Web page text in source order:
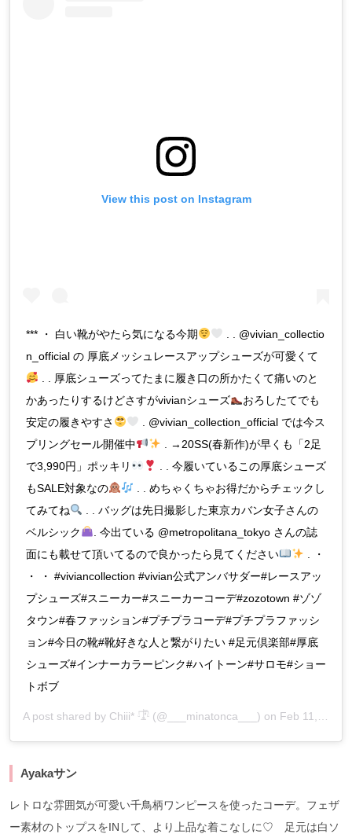
View this post on Instagram
*** ・ 白い靴がやたら気になる今期
. . @vivian_collectio
n_official の 厚底メッシュレースアップシューズが可愛くて
. . 厚底シューズってたまに履き口の所かたくて痛いのと
かあったりするけどさすがvivianシューズ
おろしたてでも
安定の履きやすさ
. @vivian_collection_official では今ス
プリングセール開催中
. →20SS(春新作)が早くも「2足
で3,990円」ポッキリ
. . 今履いているこの厚底シューズ
もSALE対象なの
. . めちゃくちゃお得だからチェックし
てみてね
. . バッグは先日撮影した東京カバン女子さんの
ベルシック
. 今出ている @metropolitana_tokyo さんの誌
面にも載せて頂いてるので良かったら見てください
. ・
・ ・ #viviancollection #vivian公式アンバサダー#レースアッ
プシューズ#スニーカー#スニーカーコーデ#zozotown #ゾゾ
タウン#春ファッション#プチプラコーデ#プチプラファッシ
ョン#今日の靴#靴好きな人と繋がりたい #足元倶楽部#厚底
シューズ#インナーカラーピンク#ハイトーン#サロモ#ショー
トボブ
A post shared by Chiii* 𓍝 (@___minatonca___) on Feb 11, 2020 at 2:23pm PST
Ayakaサン
レトロな雰囲気が可愛い千鳥柄ワンピースを使ったコーデ。フェザ
ー素材のトップスをINして、より上品な着こなしに♡ 足元は白ソ